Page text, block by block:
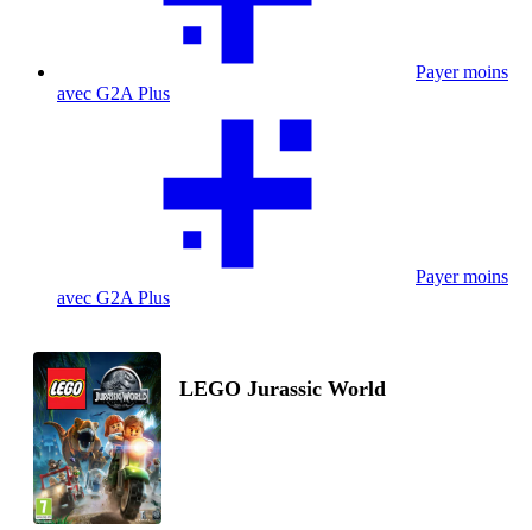
Payer moins
avec G2A Plus
Payer moins
avec G2A Plus
LEGO Jurassic World